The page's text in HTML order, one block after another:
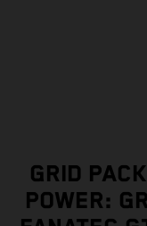
GRID
POWER: